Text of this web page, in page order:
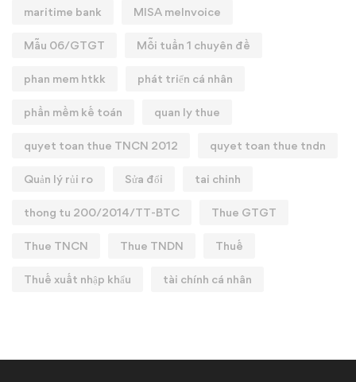
maritime bank MISA meInvoice
Mẫu 06/GTGT Mỗi tuần 1 chuyên đề
phan mem htkk phát triển cá nhân
phần mềm kế toán quan ly thue
quyet toan thue TNCN 2012 quyet toan thue tndn
Quản lý rủi ro Sửa đổi tai chinh
thong tu 200/2014/TT-BTC Thue GTGT
Thue TNCN Thue TNDN Thuế
Thuế xuất nhập khẩu tài chính cá nhân